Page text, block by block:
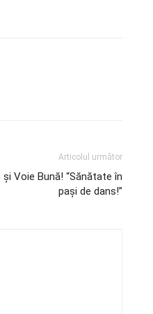
Articolul următor
Voie Bună! “Sănătate în
pași de dans!”